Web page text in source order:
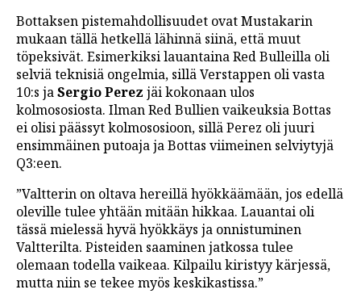
Bottaksen pistemahdollisuudet ovat Mustakarin
mukaan tällä hetkellä lähinnä siinä, että muut
töpeksivät. Esimerkiksi lauantaina Red Bulleilla oli
selviä teknisiä ongelmia, sillä Verstappen oli vasta
10:s jaSergio Perez jäi kokonaan ulos
kolmososiosta. Ilman Red Bullien vaikeuksia Bottas
ei olisi päässyt kolmososioon, sillä Perez oli juuri
ensimmäinen putoaja ja Bottas viimeinen selviytyjä
Q3:een.
”Valtterin on oltava hereillä hyökkäämään, jos edellä
oleville tulee yhtään mitään hikkaa. Lauantai oli
tässä mielessä hyvä hyökkäys ja onnistuminen
Valtterilta. Pisteiden saaminen jatkossa tulee
olemaan todella vaikeaa. Kilpailu kiristyy kärjessä,
mutta niin se tekee myös keskikastissa.”